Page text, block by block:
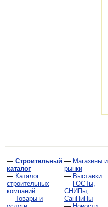
— Строительный
каталог
— Каталог
строительных
компаний
— Товары и
— Магазины и
рынки
— Выставки
— ГОСТы,
СНИПы,
СанПиНы